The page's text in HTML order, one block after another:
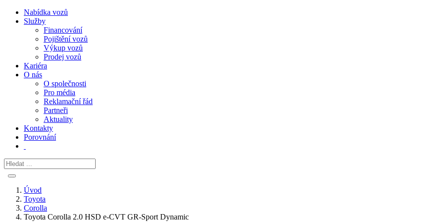
Nabídka vozů
Služby
Financování
Pojištění vozů
Výkup vozů
Prodej vozů
Kariéra
O nás
O společnosti
Pro média
Reklamační řád
Partneři
Aktuality
Kontakty
Porovnání
Úvod
Toyota
Corolla
Toyota Corolla 2.0 HSD e-CVT GR-Sport Dynamic